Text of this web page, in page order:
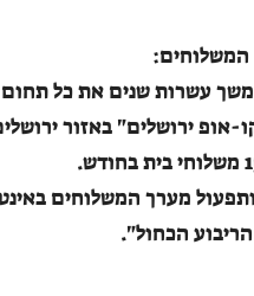
עשרות שנים את כל
אופ ירושלים" באזור
מערך המשלוחים
הכחול".